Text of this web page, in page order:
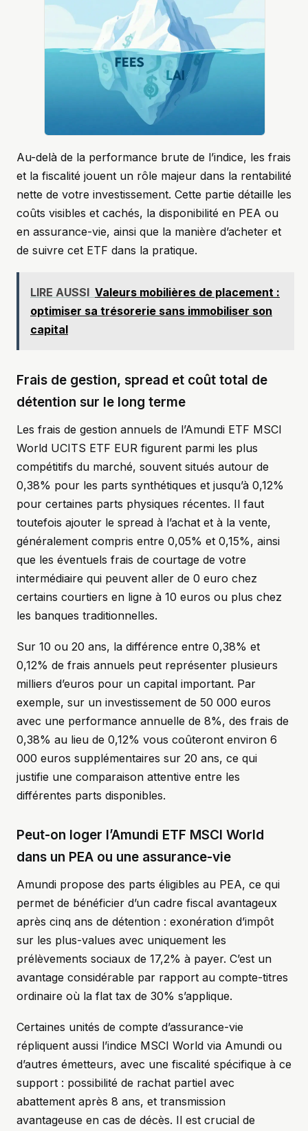
Au-delà de la performance brute de l’indice, les frais
et la fiscalité jouent un rôle majeur dans la rentabilité
nette de votre investissement. Cette partie détaille les
coûts visibles et cachés, la disponibilité en PEA ou
en assurance-vie, ainsi que la manière d’acheter et
de suivre cet ETF dans la pratique.
LIRE AUSSI Valeurs mobilières de placement :
optimiser sa trésorerie sans immobiliser son
capital
Frais de gestion, spread et coût total de
détention sur le long terme
Les frais de gestion annuels de l’Amundi ETF MSCI
World UCITS ETF EUR figurent parmi les plus
compétitifs du marché, souvent situés autour de
0,38% pour les parts synthétiques et jusqu’à 0,12%
pour certaines parts physiques récentes. Il faut
toutefois ajouter le spread à l’achat et à la vente,
généralement compris entre 0,05% et 0,15%, ainsi
que les éventuels frais de courtage de votre
intermédiaire qui peuvent aller de 0 euro chez
certains courtiers en ligne à 10 euros ou plus chez
les banques traditionnelles.
Sur 10 ou 20 ans, la différence entre 0,38% et
0,12% de frais annuels peut représenter plusieurs
milliers d’euros pour un capital important. Par
exemple, sur un investissement de 50 000 euros
avec une performance annuelle de 8%, des frais de
0,38% au lieu de 0,12% vous coûteront environ 6
000 euros supplémentaires sur 20 ans, ce qui
justifie une comparaison attentive entre les
différentes parts disponibles.
Peut-on loger l’Amundi ETF MSCI World
dans un PEA ou une assurance-vie
Amundi propose des parts éligibles au PEA, ce qui
permet de bénéficier d’un cadre fiscal avantageux
après cinq ans de détention : exonération d’impôt
sur les plus-values avec uniquement les
prélèvements sociaux de 17,2% à payer. C’est un
avantage considérable par rapport au compte-titres
ordinaire où la flat tax de 30% s’applique.
Certaines unités de compte d’assurance-vie
répliquent aussi l’indice MSCI World via Amundi ou
d’autres émetteurs, avec une fiscalité spécifique à ce
support : possibilité de rachat partiel avec
abattement après 8 ans, et transmission
avantageuse en cas de décès. Il est crucial de